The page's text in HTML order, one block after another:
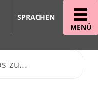
MENÜ
SPRACHEN